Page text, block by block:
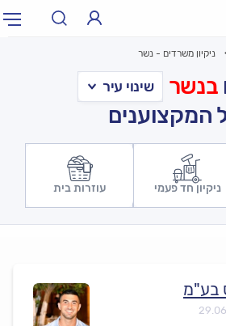
ניקיון משרדים - נשר
בנשר
המקצוענים
ניקיון חד פעמי עוזרות בית
בע"מ